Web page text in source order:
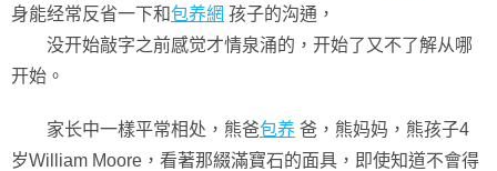
身能经常反省一下和包养網 孩子的沟通，
没开始敲字之前感觉才情泉涌的，开始了又不了解从哪
开始。
家长中一樣平常相处，熊爸包养 爸，熊妈妈，熊孩子4
岁William Moore，看著那綴滿寶石的面具，即使知道不會得